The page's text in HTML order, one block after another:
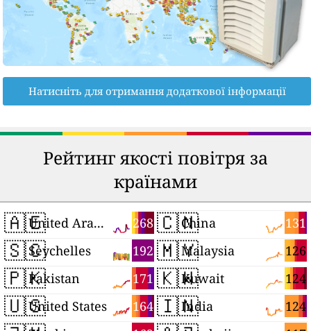
Натисніть для отримання додаткової інформації
Рейтинг якості повітря за
країнами
🇦🇪 268
United Arab Emirates
🇸🇨 192
Seychelles
🇵🇰 171
Pakistan
🇺🇸 164
United States
🇨🇳 131
China
🇲🇾 126
Malaysia
🇰🇼 124
Kuwait
🇮🇳 124
India